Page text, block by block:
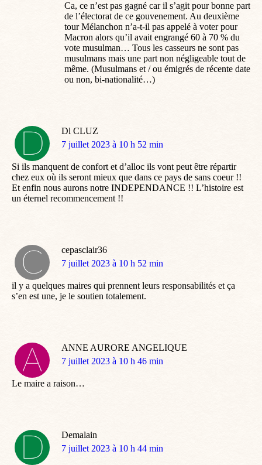
Ca, ce n’est pas gagné car il s’agit pour bonne part
de l’électorat de ce gouvenement. Au deuxième
tour Mélanchon n’a-t-il pas appelé à voter pour
Macron alors qu’il avait engrangé 60 à 70 % du
vote musulman… Tous les casseurs ne sont pas
musulmans mais une part non négligeable tout de
même. (Musulmans et / ou émigrés de récente date
ou non, bi-nationalité…)
Dl CLUZ
dit
7 juillet 2023 à 10 h 52 min
Si ils manquent de confort et d’alloc ils vont peut être répartir
chez eux où ils seront mieux que dans ce pays de sans coeur !!
Et enfin nous aurons notre INDEPENDANCE !! L’histoire est
un éternel recommencement !!
cepasclair36
dit
7 juillet 2023 à 10 h 52 min
il y a quelques maires qui prennent leurs responsabilités et ça
s’en est une, je le soutien totalement.
ANNE AURORE ANGELIQUE
dit
7 juillet 2023 à 10 h 46 min
Le maire a raison…
Demalain
dit
7 juillet 2023 à 10 h 44 min